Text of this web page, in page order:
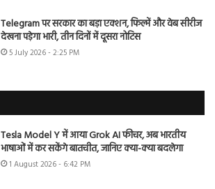
Telegram पर सरकार का बड़ा एक्शन, फिल्में और वेब सीरीज
देखना पड़ेगा भारी, तीन दिनों में दूसरा नोटिस
5 July 2026 - 2:25 PM
Tesla Model Y में आया Grok AI फीचर, अब भारतीय
भाषाओं में कर सकेंगे बातचीत, जानिए क्या-क्या बदलेगा
1 August 2026 - 6:42 PM